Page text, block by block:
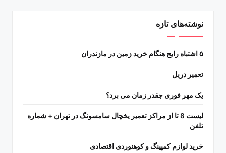
نوشته‌های تازه
۵ اشتباه رایج هنگام خرید زمین در مازندران
تعمیر دریل
یک مهر فوری چقدر زمان می برد؟
لیست 8 تا از مراکز تعمیر یخچال سامسونگ در تهران + شماره
تلفن
خرید لوازم کمپینگ و کوهنوردی اقتصادی